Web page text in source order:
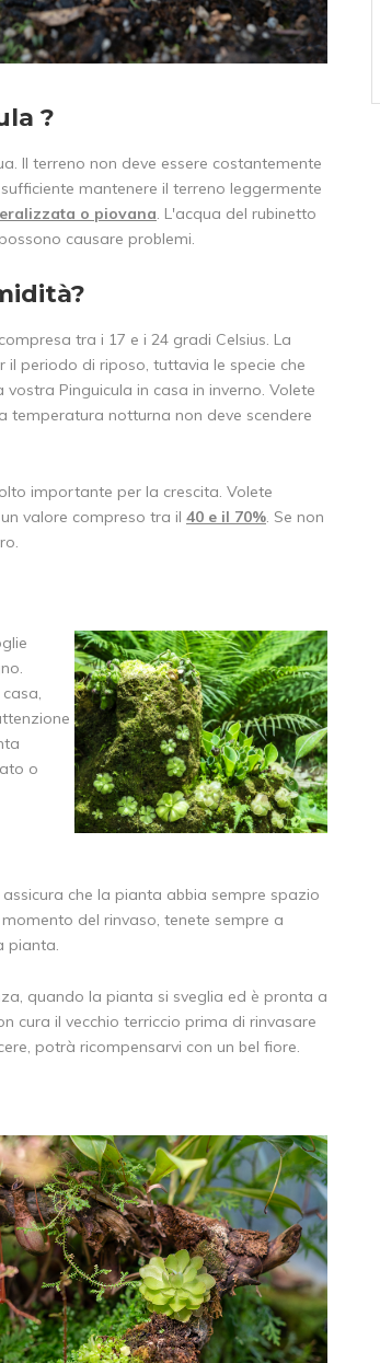
?
Il terreno non deve essere costantemente
mantenere il terreno leggermente
o piovana. L'acqua del rubinetto
causare problemi.
tra i 17 e i 24 gradi Celsius. La
periodo di riposo, tuttavia le specie che
Pinguicula in casa in inverno. Volete
temperatura notturna non deve scendere
importante per la crescita. Volete
valore compreso tra il 40 e il 70%. Se non
o
che la pianta abbia sempre spazio
del rinvaso, tenete sempre a
pianta.
quando la pianta si sveglia ed è pronta a
cura il vecchio terriccio prima di rinvasare
potrà ricompensarvi con un bel fiore.